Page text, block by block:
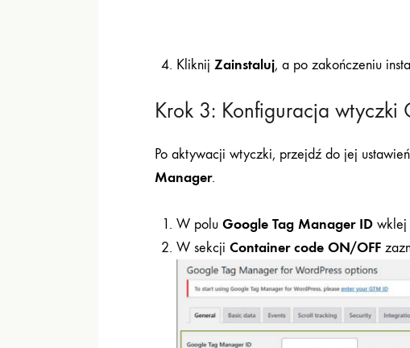
Kliknij Zainstaluj, a po zakończeniu
Krok 3: Konfiguracja wtyczki
Po aktywacji wtyczki, przejdź do jej
Manager.
W polu Google Tag Manager ID wklej
W sekcji Container code ON/OFF